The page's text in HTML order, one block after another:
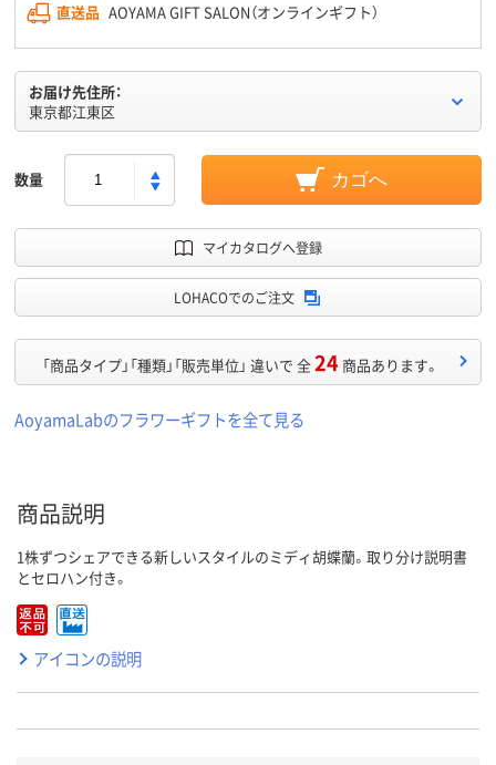
直送品 AOYAMA GIFT SALON（オンラインギフト）
お届け先住所：
東京都江東区
数量 カゴへ
マイカタログへ登録
LOHACOでのご注文
「商品タイプ」「種類」「販売単位」 違いで 全24 商品あります。
AoyamaLabのフラワーギフトを全て見る
商品説明
1株ずつシェアできる新しいスタイルのミディ胡蝶蘭。取り分け説明書
とセロハン付き。
アイコンの説明